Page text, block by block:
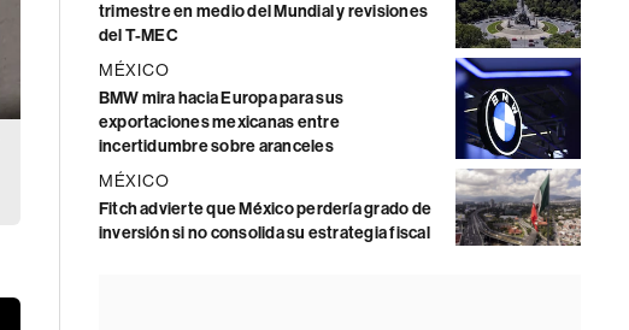
trimestre en medio del Mundial y revisiones
del T-MEC
MÉXICO
BMW mira hacia Europa para sus
exportaciones mexicanas entre
incertidumbre sobre aranceles
MÉXICO
Fitch advierte que México perdería grado de
inversión si no consolida su estrategia fiscal